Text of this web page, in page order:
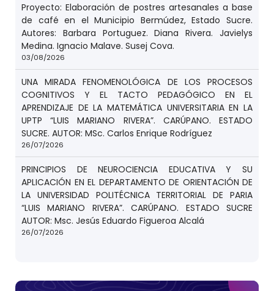
Proyecto: Elaboración de postres artesanales a base
de café en el Municipio Bermúdez, Estado Sucre.
Autores: Barbara Portuguez. Diana Rivera. Javielys
Medina. Ignacio Malave. Susej Cova.
03/08/2026
UNA MIRADA FENOMENOLÓGICA DE LOS PROCESOS
COGNITIVOS Y EL TACTO PEDAGÓGICO EN EL
APRENDIZAJE DE LA MATEMÁTICA UNIVERSITARIA EN LA
UPTP “LUIS MARIANO RIVERA”. CARÚPANO. ESTADO
SUCRE. AUTOR: MSc. Carlos Enrique Rodríguez
26/07/2026
PRINCIPIOS DE NEUROCIENCIA EDUCATIVA Y SU
APLICACIÓN EN EL DEPARTAMENTO DE ORIENTACIÓN DE
LA UNIVERSIDAD POLITÉCNICA TERRITORIAL DE PARIA
“LUIS MARIANO RIVERA”. CARÚPANO. ESTADO SUCRE
AUTOR: Msc. Jesús Eduardo Figueroa Alcalá
26/07/2026